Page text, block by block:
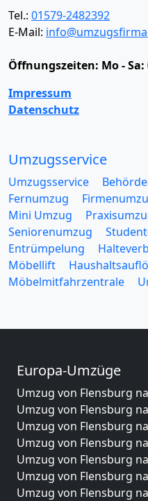
Tel.: 01579-2482392
E-Mail:
Öffnungszeiten: Mo -
Impressum
Datenschutz
Umzugsservice
Umzugsservice
Fernumzug
Mini Umzug
Seniorenumzug
Entrümpelung
Möbellift
Möbelmitfahrzentrale
Europa-Umzüge
Umzug von Flensburg
Umzug von Flensburg
Umzug von Flensburg
Umzug von Flensburg
Umzug von Flensburg
Umzug von Flensburg
Umzug von Flensburg